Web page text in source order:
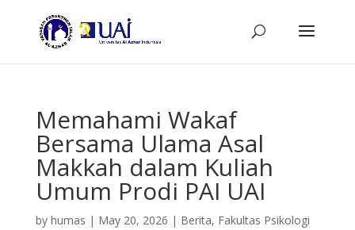
Memahami Wakaf
Bersama Ulama Asal
Makkah dalam Kuliah
Umum Prodi PAI UAI
by humas | May 20, 2026 | Berita, Fakultas Psikologi